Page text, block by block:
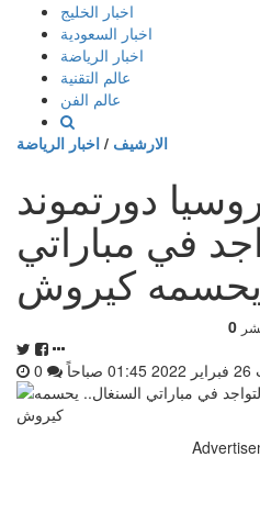
إذهب
المحتوى
اخبار الخليج
اخبار السعودية
اخبار الرياضة
عالم التقنية
عالم الفن
الارشيف / اخبار الرياضة
دورتموند
في مباراتي
يحسمه كيروش
0